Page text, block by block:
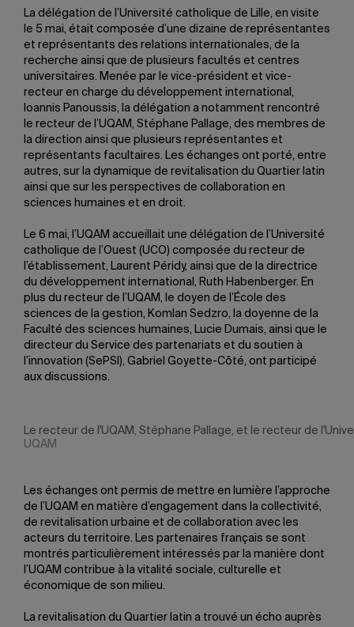
La délégation de l’Université catholique de Lille, en visite
le 5 mai, était composée d’une dizaine de représentantes
et représentants des relations internationales, de la
recherche ainsi que de plusieurs facultés et centres
universitaires. Menée par le vice-président et vice-
recteur en charge du développement international,
Ioannis Panoussis, la délégation a notamment rencontré
le recteur de l’UQAM, Stéphane Pallage, des membres de
la direction ainsi que plusieurs représentantes et
représentants facultaires. Les échanges ont porté, entre
autres, sur la dynamique de revitalisation du Quartier latin
ainsi que sur les perspectives de collaboration en
sciences humaines et en droit.
Le 6 mai, l’UQAM accueillait une délégation de l’Université
catholique de l’Ouest (UCO) composée du recteur de
l’établissement, Laurent Péridy, ainsi que de la directrice
du développement international, Ruth Habenberger. En
plus du recteur de l’UQAM, le doyen de l’École des
sciences de la gestion, Komlan Sedzro, la doyenne de la
Faculté des sciences humaines, Lucie Dumais, ainsi que le
directeur du Service des partenariats et du soutien à
l’innovation (SePSI), Gabriel Goyette-Côté, ont participé
aux discussions.
Le recteur de l'UQAM, Stéphane Pallage, et le recteur de
UQAM
Les échanges ont permis de mettre en lumière l’approche
de l’UQAM en matière d’engagement dans la collectivité,
de revitalisation urbaine et de collaboration avec les
acteurs du territoire. Les partenaires français se sont
montrés particulièrement intéressés par la manière dont
l’UQAM contribue à la vitalité sociale, culturelle et
économique de son milieu.
La revitalisation du Quartier latin a trouvé un écho auprès